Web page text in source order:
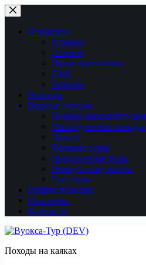
Перейти
к
сути
О проекте
Отзывы
Галерея
Наши программы
FAQ
Архивы
Новости
Водные походы
Походы выходного дня
Многодневные походы
Ладога
Осенние туры
Прогулочные туры
Походы «под ключ»
Сап туры
График походов
Партнеры
Контакты
Походы на каяках